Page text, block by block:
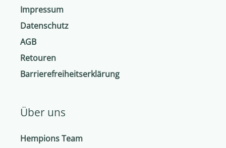
Impressum
Datenschutz
AGB
Retouren
Barrierefreiheitserklärung
Über uns
Hempions Team